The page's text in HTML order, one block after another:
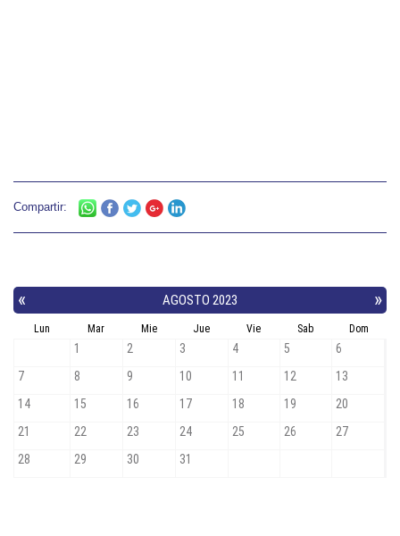
Compartir: